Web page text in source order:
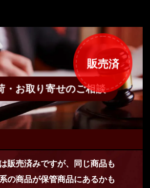
販売済
・お取り寄せのご相談
販売済みですが、同じ商品も
の商品が保管商品にあるかも